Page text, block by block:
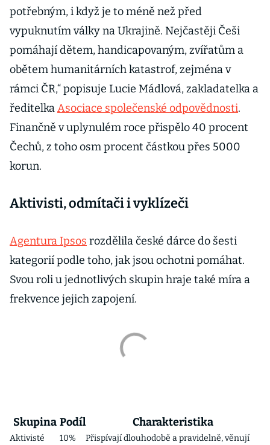
potřebným, i když je to méně než před
vypuknutím války na Ukrajině. Nejčastěji Češi
pomáhají dětem, handicapovaným, zvířatům a
obětem humanitárních katastrof, zejména v
rámci ČR,“ popisuje Lucie Mádlová, zakladatelka a
ředitelkaAsociace společenské odpovědnosti.
Finančně v uplynulém roce přispělo 40 procent
Čechů, z toho osm procent částkou přes 5000
korun.
Aktivisti, odmítači i vyklízeči
Agentura Ipsos rozdělila české dárce do šesti
kategorií podle toho, jak jsou ochotni pomáhat.
Svou roli u jednotlivých skupin hraje také míra a
frekvence jejich zapojení.
Skupina Podíl Charakteristika
Aktivisté 10%
Přispívají dlouhodobě a pravidelně, věnují